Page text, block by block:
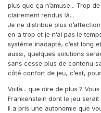
plus que ça n’amuse... Trop
clairement rendus là...
Je ne distribue plus
en a trop et je n’ai pas le
système inadapté, c’est long
aussi, quelques solutions
sans cesse plus de contenu
côté confort de jeu, c’est,
Voilà... que dire de plus ?
Frankenstein dont le jeu
il a pris une autonomie que